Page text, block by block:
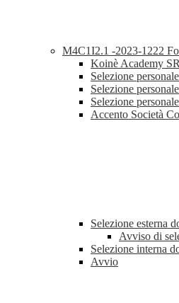
M4C1I2.1 -2023-1222
Koinè Academy
Selezione
Selezione
Selezione
Accento Società
Selezione esterna
Avviso di
Selezione interna
Avvio